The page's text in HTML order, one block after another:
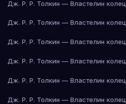
Дж. Р. Р. Толкин — Властелин колец
Дж. Р. Р. Толкин — Властелин колец
Дж. Р. Р. Толкин — Властелин колец
Дж. Р. Р. Толкин — Властелин колец
Дж. Р. Р. Толкин — Властелин колец
Дж. Р. Р. Толкин — Властелин колец